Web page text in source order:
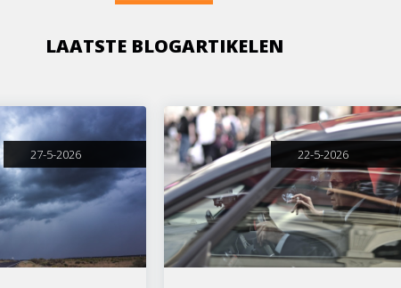
LAATSTE BLOGARTIKELEN
27-5-2026 22-5-2026